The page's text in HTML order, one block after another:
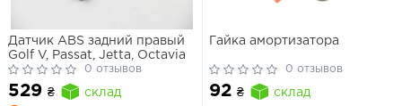
Датчик ABS задний правый
Golf V, Passat, Jetta, Octavia
0 отзывов
529 ₴
склад
Гайка амортизатора
0 отзывов
92 ₴ склад